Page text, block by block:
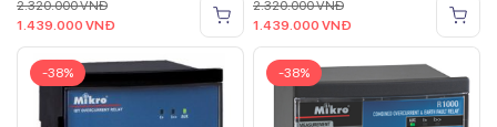
2.320.000VNĐ
1.439.000 VNĐ
2.320.000VNĐ
1.439.000 VNĐ
-38% -38%